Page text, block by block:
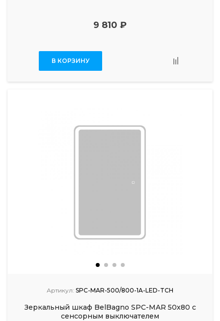
9 810 ₽
В КОРЗИНУ
Артикул: SPC-MAR-500/800-1A-LED-TCH
Зеркальный шкаф BelBagno SPC-MAR 50х80 с
сенсорным выключателем